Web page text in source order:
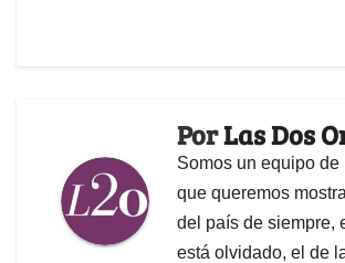
PorLas Dos
Somos un equipo de
que queremos
del país de siempre,
está olvidado, el de